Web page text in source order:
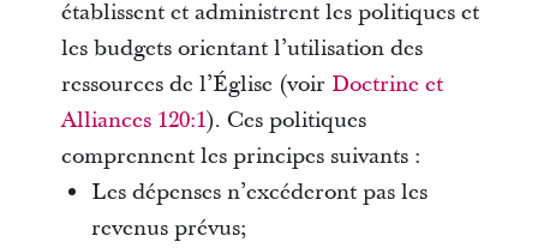
établissent et administrent les politiques et
les budgets orientant l’utilisation des
ressources de l’Église (voir Doctrine et
Alliances 120:1). Ces politiques
comprennent les principes suivants :
Les dépenses n’excéderont pas les
revenus prévus;